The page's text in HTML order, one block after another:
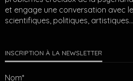
et engage une conversation avec
scientifiques, politiques, artistiques…
INSCRIPTION À LA NEWSLETTER
Nom*